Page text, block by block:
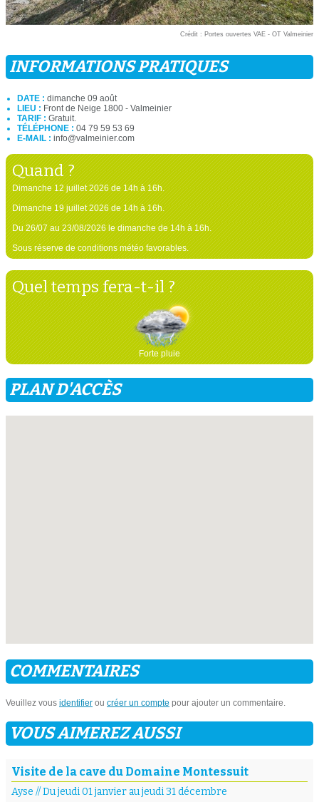
Crédit : Portes ouvertes VAE - OT Valmeinier
INFORMATIONS PRATIQUES
DATE : dimanche 09 août
LIEU : Front de Neige 1800 - Valmeinier
TARIF : Gratuit.
TÉLÉPHONE : 04 79 59 53 69
E-MAIL : info@valmeinier.com
Quand ?
Dimanche 12 juillet 2026 de 14h à 16h.
Dimanche 19 juillet 2026 de 14h à 16h.
Du 26/07 au 23/08/2026 le dimanche de 14h à 16h.
Sous réserve de conditions météo favorables.
Quel temps fera-t-il ?
Forte pluie
PLAN D'ACCÈS
COMMENTAIRES
Veuillez vous identifier ou créer un compte pour ajouter un commentaire.
VOUS AIMEREZ AUSSI
Visite de la cave du Domaine Montessuit
Ayse //Du jeudi 01 janvier au jeudi 31 décembre